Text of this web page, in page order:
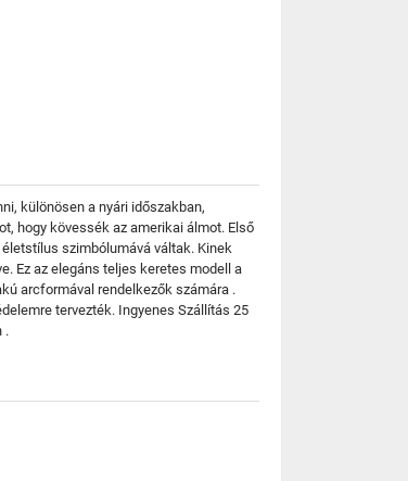
különösen a nyári időszakban,
hogy kövessék az amerikai álmot. Első
szimbólumává váltak. Kinek
Ez az elegáns teljes keretes modell a
arcformával rendelkezők számára .
tervezték. Ingyenes Szállítás 25
.